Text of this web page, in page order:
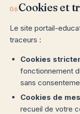
06Cookies et
Le site portail-
traceurs :
Cookies
fonctionnement
sans
Cookies de
recueil de votre